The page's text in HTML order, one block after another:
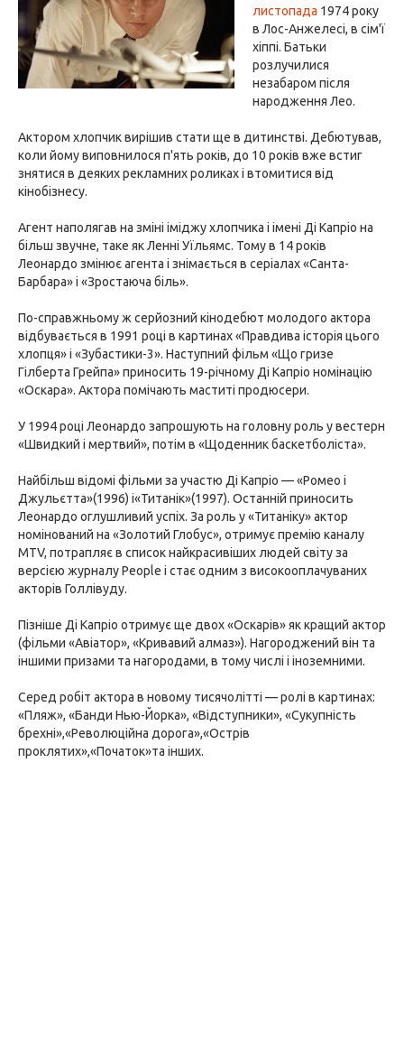
листопада 1974 року
в Лос-Анжелесі, в сім'ї
хіппі. Батьки
розлучилися
незабаром після
народження Лео.
Актором хлопчик вирішив стати ще в дитинстві. Дебютував,
коли йому виповнилося п'ять років, до 10 років вже встиг
знятися в деяких рекламних роликах і втомитися від
кінобізнесу.
Агент наполягав на зміні іміджу хлопчика і імені Ді Капріо на
більш звучне, таке як Ленні Уїльямс. Тому в 14 років
Леонардо змінює агента і знімається в серіалах «Санта-
Барбара» і «Зростаюча біль».
По-справжньому ж серйозний кінодебют молодого актора
відбувається в 1991 році в картинах «Правдива історія цього
хлопця» і «Зубастики-3». Наступний фільм «Що гризе
Гілберта Грейпа» приносить 19-річному Ді Капріо номінацію
«Оскара». Актора помічають маститі продюсери.
У 1994 році Леонардо запрошують на головну роль у вестерн
«Швидкий і мертвий», потім в «Щоденник баскетболіста».
Найбільш відомі фільми за участю Ді Капріо — «Ромео і
Джульєтта»(1996) і«Титанік»(1997). Останній приносить
Леонардо оглушливий успіх. За роль у «Титаніку» актор
номінований на «Золотий Глобус», отримує премію каналу
MTV, потрапляє в список найкрасивіших людей світу за
версією журналу People і стає одним з високооплачуваних
акторів Голлівуду.
Пізніше Ді Капріо отримує ще двох «Оскарів» як кращий актор
(фільми «Авіатор», «Кривавий алмаз»). Нагороджений він та
іншими призами та нагородами, в тому числі і іноземними.
Серед робіт актора в новому тисячолітті — ролі в картинах:
«Пляж», «Банди Нью-Йорка», «Відступники», «Сукупність
брехні»,«Революційна дорога»,«Острів
проклятих»,«Початок»та інших.